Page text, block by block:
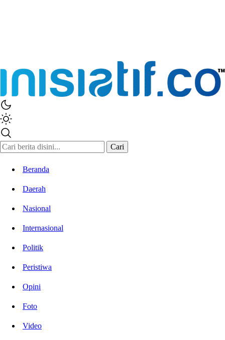
Cari
Beranda
Daerah
Nasional
Internasional
Politik
Peristiwa
Opini
Foto
Video